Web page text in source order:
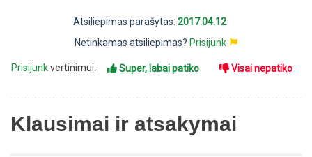
Atsiliepimas parašytas: 2017.04.12
Netinkamas atsiliepimas? Prisijunk
Prisijunkvertinimui: Super, labai patiko Visai nepatiko
Klausimai ir atsakymai